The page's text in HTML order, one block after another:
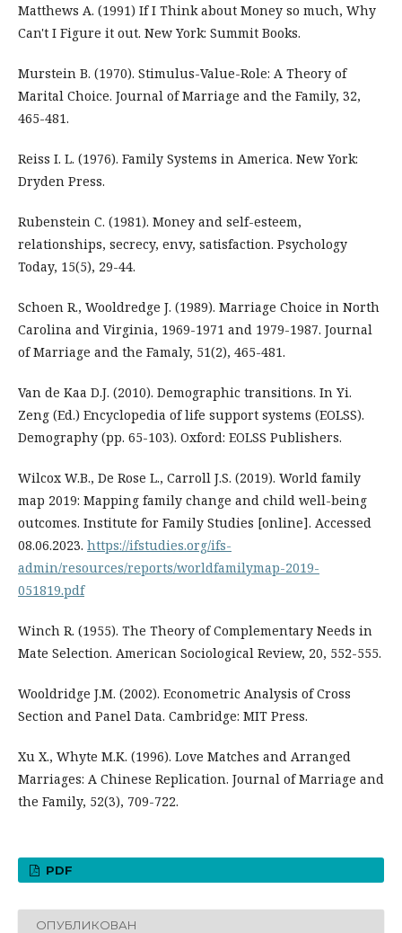
Matthews A. (1991) If I Think about Money so much, Why
Can't I Figure it out. New York: Summit Books.
Murstein B. (1970). Stimulus-Value-Role: A Theory of
Marital Choice. Journal of Marriage and the Family, 32,
465-481.
Reiss I. L. (1976). Family Systems in America. New York:
Dryden Press.
Rubenstein C. (1981). Money and self-esteem,
relationships, secrecy, envy, satisfaction. Psychology
Today, 15(5), 29-44.
Schoen R., Wooldredge J. (1989). Marriage Choice in North
Carolina and Virginia, 1969-1971 and 1979-1987. Journal
of Marriage and the Famaly, 51(2), 465-481.
Van de Kaa D.J. (2010). Demographic transitions. In Yi.
Zeng (Ed.) Encyclopedia of life support systems (EOLSS).
Demography (pp. 65-103). Oxford: EOLSS Publishers.
Wilcox W.B., De Rose L., Carroll J.S. (2019). World family
map 2019: Mapping family change and child well-being
outcomes. Institute for Family Studies [online]. Accessed
08.06.2023. https://ifstudies.org/ifs-
admin/resources/reports/worldfamilymap-2019-
051819.pdf
Winch R. (1955). The Theory of Complementary Needs in
Mate Selection. American Sociological Review, 20, 552-555.
Wooldridge J.M. (2002). Econometric Analysis of Cross
Section and Panel Data. Cambridge: MIT Press.
Xu X., Whyte M.K. (1996). Love Matches and Arranged
Marriages: A Chinese Replication. Journal of Marriage and
the Family, 52(3), 709-722.
PDF
ОПУБЛИКОВАН